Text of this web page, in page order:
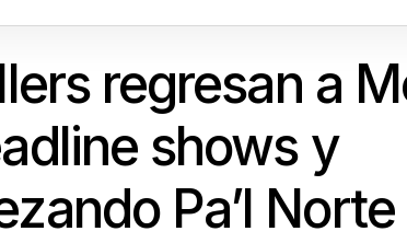
Festivales
Norte
regresan a
shows y
Pa’l Norte